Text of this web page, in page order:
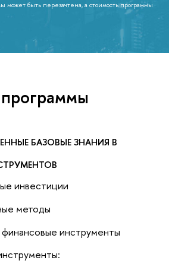
может быть перезачтена, а стоимость программы
БАЗОВЫЕ ЗНАНИЯ В
инвестиции
методы
инструменты